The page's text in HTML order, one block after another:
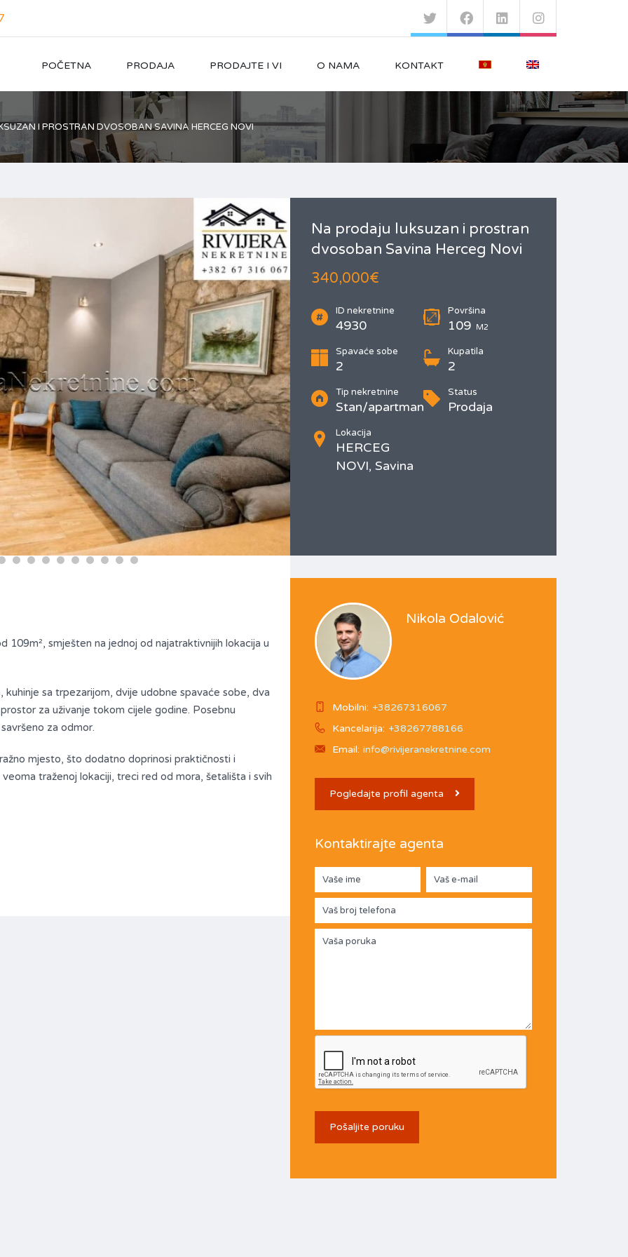
POČETNA PRODAJA PRODAJTE I VI O NAMA KONTAKT
I PROSTRAN DVOSOBAN SAVINA HERCEG NOVI
Na prodaju luksuzan i prostran
dvosoban Savina Herceg Novi
340,000€
ID nekretnine
4930
Površina
109 M2
Spavaće sobe
2
Kupatila
2
Tip nekretnine
Stan/apartman
Status
Prodaja
Lokacija
HERCEG
NOVI, Savina
109m², smješten na jednoj od najatraktivnijih lokacija u
sa trpezarijom, dvije udobne spavaće sobe, dva
za uživanje tokom cijele godine. Posebnu
za odmor.
mjesto, što dodatno doprinosi praktičnosti i
traženoj lokaciji, treci red od mora, šetališta i svih
Nikola Odalović
Mobilni: +38267316067
Kancelarija: +38267788166
Email: info@rivijeranekretnine.com
Pogledajte profil agenta
Kontaktirajte agenta